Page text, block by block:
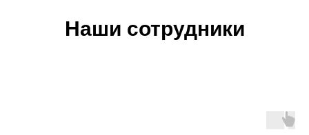
Наши сотрудники